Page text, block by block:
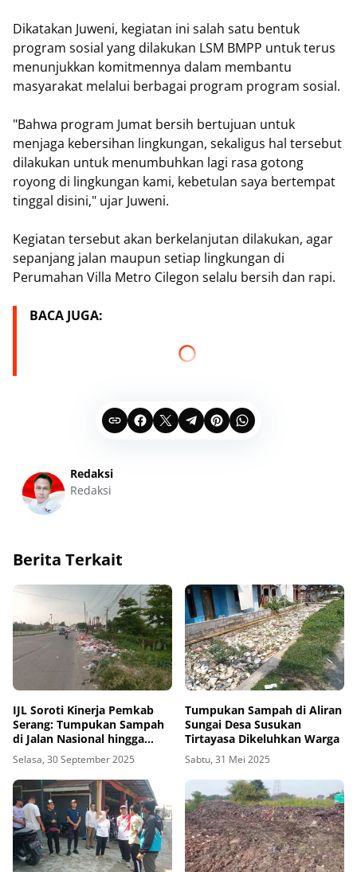
Dikatakan Juweni, kegiatan ini salah satu bentuk
program sosial yang dilakukan LSM BMPP untuk terus
menunjukkan komitmennya dalam membantu
masyarakat melalui berbagai program program sosial.
"Bahwa program Jumat bersih bertujuan untuk
menjaga kebersihan lingkungan, sekaligus hal tersebut
dilakukan untuk menumbuhkan lagi rasa gotong
royong di lingkungan kami, kebetulan saya bertempat
tinggal disini," ujar Juweni.
Kegiatan tersebut akan berkelanjutan dilakukan, agar
sepanjang jalan maupun setiap lingkungan di
Perumahan Villa Metro Cilegon selalu bersih dan rapi.
BACA JUGA:
Redaksi
Redaksi
Berita Terkait
IJL Soroti Kinerja Pemkab
Serang: Tumpukan Sampah
di Jalan Nasional hingga
Desa Masih Menggunung
Selasa, 30 September 2025
Tumpukan Sampah di Aliran
Sungai Desa Susukan
Tirtayasa Dikeluhkan Warga
Sabtu, 31 Mei 2025